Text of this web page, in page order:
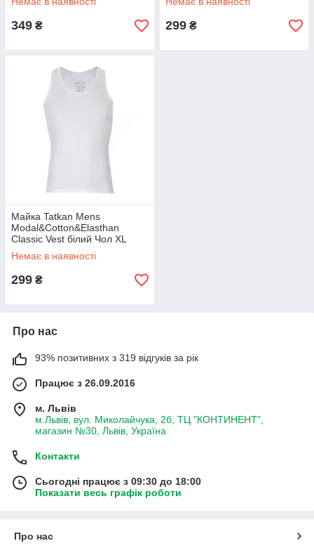
349 ₴ 299 ₴
Майка Tatkan Mens
Modal&Cotton&Elasthan
Classic Vest білий Чол XL
Немає в наявності
299 ₴
Про нас
93% позитивних з 319 відгуків за рік
Працює з 26.09.2016
м. Львів
м.Львів, вул. Миколайчука, 2б, ТЦ "КОНТИНЕНТ",
магазин №30, Львів, Україна
Контакти
Сьогодні працює з 09:30 до 18:00
Показати весь графік роботи
Про нас